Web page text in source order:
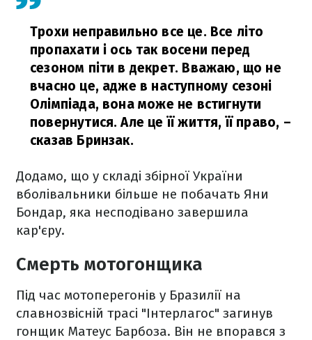
Трохи неправильно все це. Все літо
пропахати і ось так восени перед
сезоном піти в декрет. Вважаю, що не
вчасно це, адже в наступному сезоні
Олімпіада, вона може не встигнути
повернутися. Але це її життя, її право, –
сказав Бринзак.
Додамо, що у складі збірної України
вболівальники більше не побачать Яни
Бондар, яка несподівано завершила
кар'єру.
Смерть мотогонщика
Під час мотоперегонів у Бразилії на
славнозвісній трасі "Інтерлагос" загинув
гонщик Матеус Барбоза. Він не впорався з